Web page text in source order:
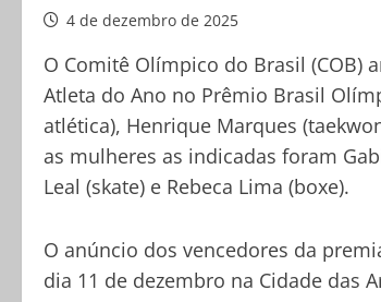
4 de dezembro de 2025
O Comitê Olímpico do Brasil (COB)
Atleta do Ano no Prêmio Brasil
atlética), Henrique Marques
as mulheres as indicadas foram
Leal (skate) e Rebeca Lima (boxe).
O anúncio dos vencedores da
dia 11 de dezembro na Cidade das